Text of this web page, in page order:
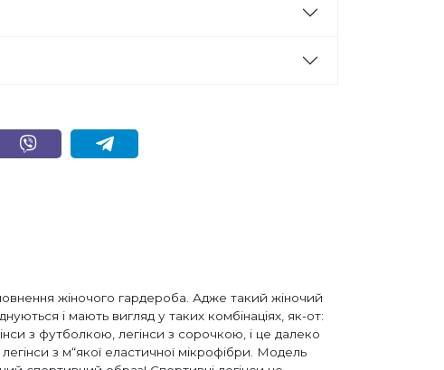
жіночого гардероба. Адже такий жіночий
і мають вигляд у таких комбінаціях, як-от:
з футболкою, легінси з сорочкою, і це далеко
з м“якої еластичної мікрофібри. Модель